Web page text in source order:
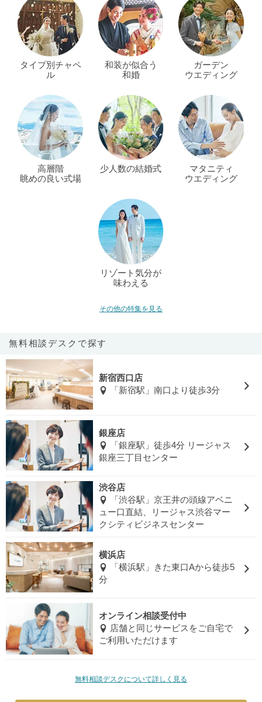
タイプ別チャペ
ル
和装が似合う
和婚
ガーデン
ウエディング
高層階
眺めの良い式場
少人数の結婚式
マタニティ
ウエディング
リゾート気分が
味わえる
その他の特集を見る
無料相談デスクで探す
新宿西口店
「新宿駅」南口より徒歩3分
銀座店
「銀座駅」徒歩4分 リージャス
銀座三丁目センター
渋谷店
「渋谷駅」京王井の頭線アベニ
ュー口直結、リージャス渋谷マー
クシティビジネスセンター
横浜店
「横浜駅」きた東口Aから徒歩5
分
オンライン相談受付中
店舗と同じサービスをご自宅で
ご利用いただけます
無料相談デスクについて詳しく見る